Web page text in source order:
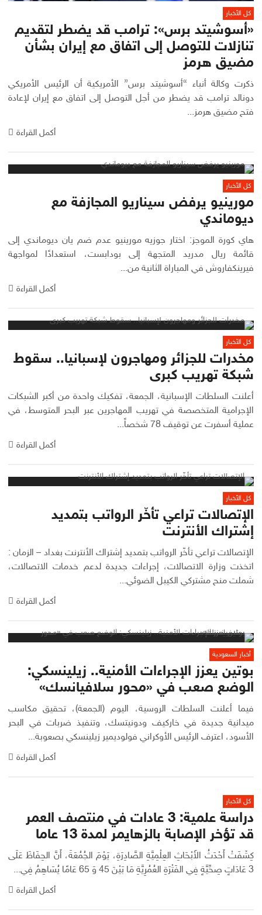
كل الأخبار
«أسوشيتد برس»: ترامب قد يضطر لتقديم
تنازلات للتوصل إلى اتفاق مع إيران بشأن
مضيق هرمز
ذكرت وكالة أنباء “أسوشيتد برس” الأمريكية أن الرئيس الأمريكي
دونالد ترامب قد يضطر من أجل التوصل إلى اتفاق مع إيران لإعادة
فتح مضيق هرمز...
أكمل القراءة
كل الأخبار
مورينيو يرفض سيناريو المجازفة مع
ديوماندي
هاي كورة الموجز: اختار جوزيه مورينيو عدم ضم يان ديوماندي إلى
قائمة ريال مدريد المتجهة إلى بودابست، استعدادًا لمواجهة
فيرينكفاروش في المباراة الثانية من...
أكمل القراءة
كل الأخبار
مخدرات للجزائر ومهاجرون لإسبانيا.. سقوط
شبكة تهريب كبرى
أعلنت السلطات الإسبانية، الجمعة، تفكيك واحدة من أكبر الشبكات
الإجرامية المتخصصة في تهريب المهاجرين عبر البحر المتوسط، في
عملية أسفرت عن توقيف 78 شخصاً...
أكمل القراءة
كل الأخبار
الإتصالات تراعي تأخّر الرواتب بتمديد
إشتراك الأنترنت
الإتصالات تراعي تأخّر الرواتب بتمديد إشتراك الأنترنت بغداد – الزمان :
اتخذت وزارة الاتصالات، إجراءات جديدة لدعم خدمات الاتصالات،
شملت منح مشتركي الكيبل الضوئي...
أكمل القراءة
أخبار السعودية
بوتين يعزز الإجراءات الأمنية.. زيلينسكي:
الوضع صعب في «محور سلافيانسك»
فيما أعلنت السلطات الروسية، اليوم (الجمعة)، تحقيق مكاسب
ميدانية جديدة في خاركيف ودونيتسك، وتنفيذ ضربات في البحر
الأسود، اعترف الرئيس الأوكراني فولوديمير زيلينسكي بصعوبة...
أكمل القراءة
كل الأخبار
دراسة علمية: 3 عادات في منتصف العمر
قد تؤخر الإصابة بالزهايمر لمدة 13 عاما
كِشَفَتْ أَحْدَثُ الأَبْحَاثِ العِلْمِيَّةِ الصَّادِرَةِ، يَوْمَ الجُمُعَةَ، أَنَّ الحِفَاظَ عَلَى
3 عَادَاتٍ صِحِّيَّةٍ فِي الفَتْرَةِ العُمُرِيَّةِ مَا بَيْنَ 45 وَ 65 عَامًا يُسَاهِمُ فِي...
أكمل القراءة